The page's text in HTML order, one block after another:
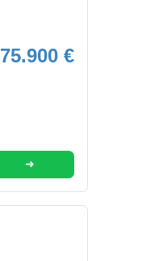
75.900 €
➜